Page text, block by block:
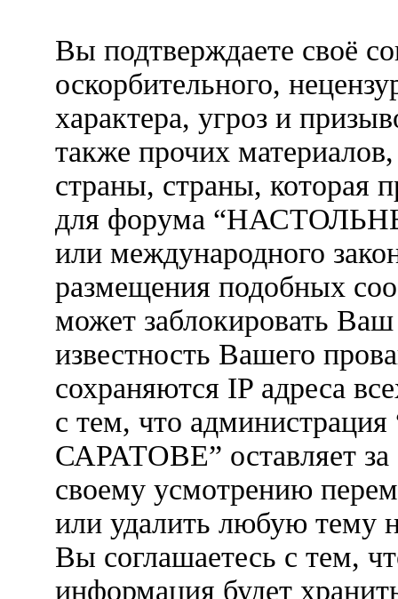
Вы подтверждаете своё
оскорбительного,
характера, угроз и
также прочих
страны, страны, которая
для форума
или международного
размещения подобных
может заблокировать
известность Вашего
сохраняются IP адреса
с тем, что
САРАТОВЕ” оставляет за
своему усмотрению
или удалить любую тему
Вы соглашаетесь с тем,
информация будет